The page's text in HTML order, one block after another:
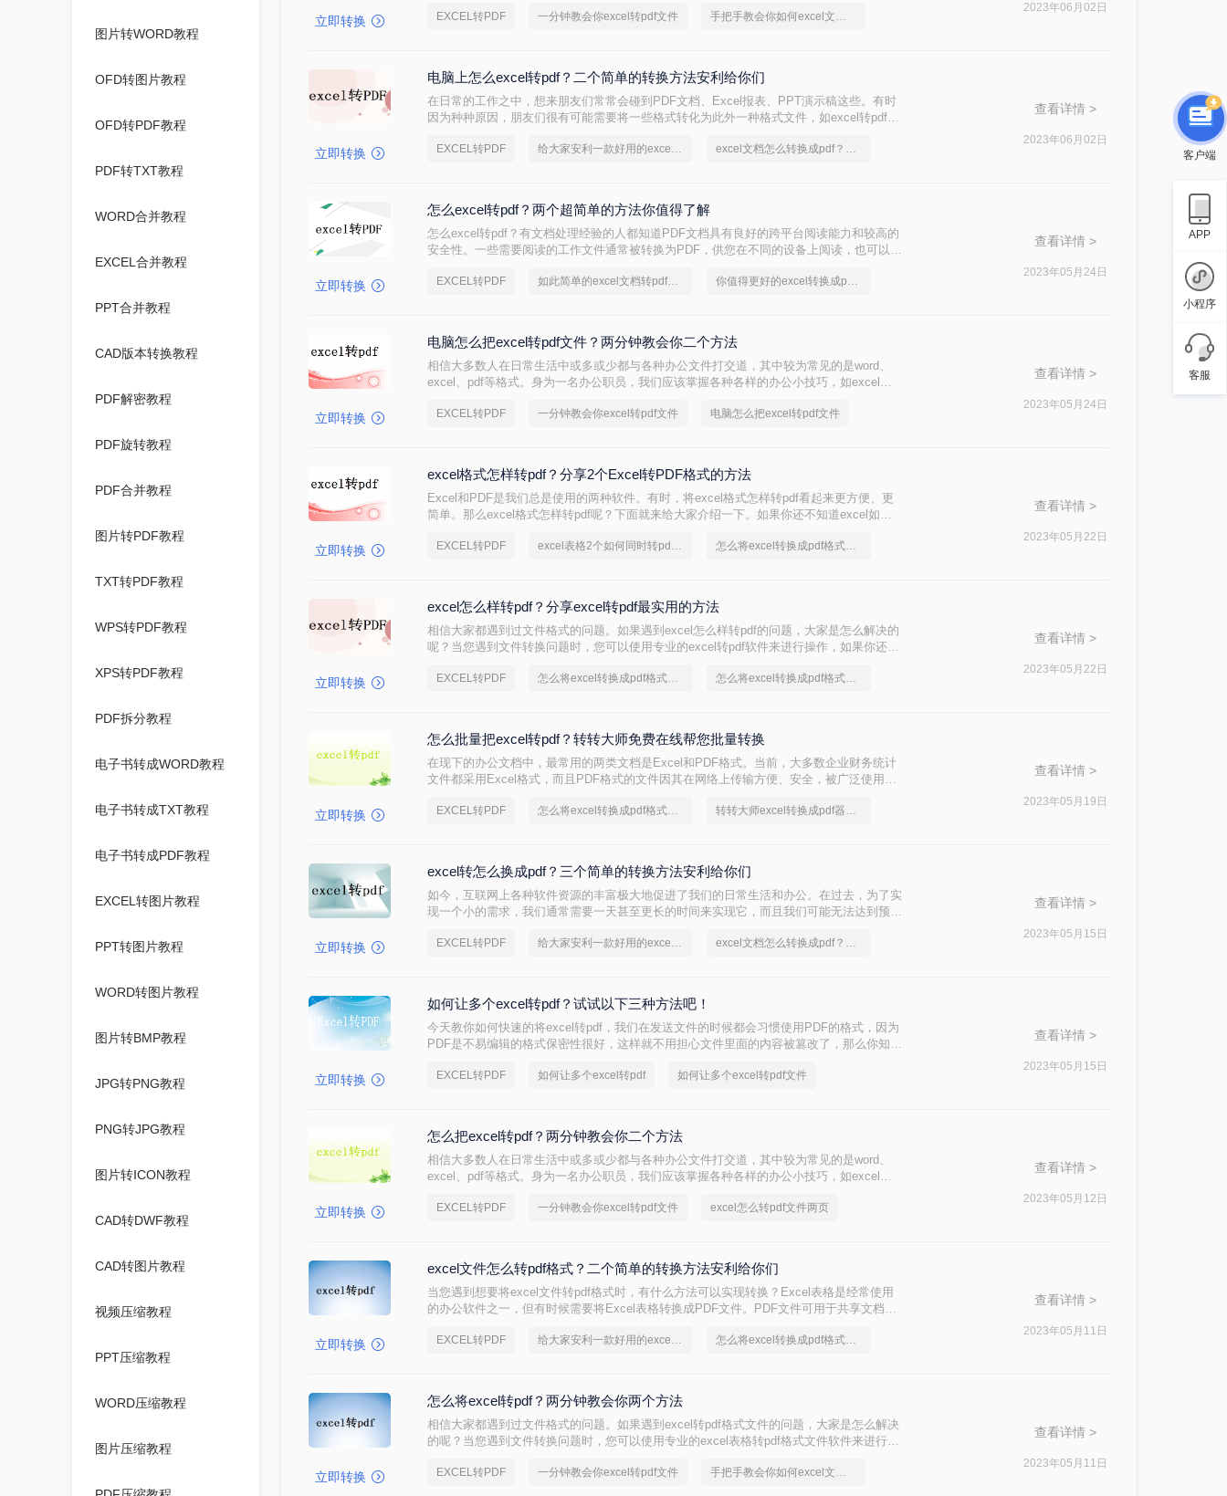
图片转WORD教程
OFD转图片教程
OFD转PDF教程
PDF转TXT教程
WORD合并教程
EXCEL合并教程
PPT合并教程
CAD版本转换教程
PDF解密教程
PDF旋转教程
PDF合并教程
图片转PDF教程
TXT转PDF教程
WPS转PDF教程
XPS转PDF教程
PDF拆分教程
电子书转成WORD教程
电子书转成TXT教程
电子书转成PDF教程
EXCEL转图片教程
PPT转图片教程
WORD转图片教程
图片转BMP教程
JPG转PNG教程
PNG转JPG教程
图片转ICON教程
CAD转DWF教程
CAD转图片教程
视频压缩教程
PPT压缩教程
WORD压缩教程
图片压缩教程
立即转换 EXCEL转PDF 一分钟教会你excel转pdf文件 手把手教会你如何excel文档转pdf
2023年06月02日
立即转换
电脑上怎么excel转pdf？二个简单的转换方法安利给你们
在日常的工作之中，想来朋友们常常会碰到PDF文档、Excel报表、PPT演示稿这些。有时
因为种种原因，朋友们很有可能需要将一些格式转化为此外一种格式文件，如excel转pdf文
分享一下转 换方法。
EXCEL转PDF 给大家安利一款好用的excel转pdf文件软件 excel文档怎么转换成pdf？简单易学的方法
查看详情 >
2023年06月02日
立即转换
怎么excel转pdf？两个超简单的方法你值得了解
怎么excel转pdf？有文档处理经验的人都知道PDF文档具有良好的跨平台阅读能力和较高的
安全性。一些需要阅读的工作文件通常被转换为PDF，供您在不同的设备上阅读，也可以更
EXCEL转PDF 如此简单的excel文档转pdf方法，你学会了吗 你值得更好的excel转换成pdf软件
查看详情 >
2023年05月24日
立即转换
电脑怎么把excel转pdf文件？两分钟教会你二个方法
相信大多数人在日常生活中或多或少都与各种办公文件打交道，其中较为常见的是word、
excel、pdf等格式。身为一名办公职员，我们应该掌握各种各样的办公小技巧，如excel转
知道电脑怎么把excel转pdf文件吗？如果不知道，那么小编今天就来给大家讲讲excel转pdf
EXCEL转PDF 一分钟教会你excel转pdf文件 电脑怎么把excel转pdf文件
查看详情 >
2023年05月24日
立即转换
excel格式怎样转pdf？分享2个Excel转PDF格式的方法
Excel和PDF是我们总是使用的两种软件。有时，将excel格式怎样转pdf看起来更方便、更
简单。那么excel格式怎样转pdf呢？下面就来给大家介绍一下。如果你还不知道excel如何
EXCEL转PDF excel表格2个如何同时转pdf格式 怎么将excel转换成pdf格式，分享一种简单的方法
查看详情 >
2023年05月22日
立即转换
excel怎么样转pdf？分享excel转pdf最实用的方法
相信大家都遇到过文件格式的问题。如果遇到excel怎么样转pdf的问题，大家是怎么解决的
呢？当您遇到文件转换问题时，您可以使用专业的excel转pdf软件来进行操作，如果你还不
EXCEL转PDF 怎么将excel转换成pdf格式，实用的方法来了 怎么将excel转换成pdf格式，分享一种简单的方法
查看详情 >
2023年05月22日
立即转换
怎么批量把excel转pdf？转转大师免费在线帮您批量转换
在现下的办公文档中，最常用的两类文档是Excel和PDF格式。当前，大多数企业财务统计
文件都采用Excel格式，而且PDF格式的文件因其在网络上传输方便、安全，被广泛使用，
来了许多麻烦。那么怎么批量把excel转pdf呢？今天就来给大家讲讲excel转pdf文档这个问
EXCEL转PDF 怎么将excel转换成pdf格式，转转大师帮你解决 转转大师excel转换成pdf器就是这么的自信！
查看详情 >
2023年05月19日
立即转换
excel转怎么换成pdf？三个简单的转换方法安利给你们
如今，互联网上各种软件资源的丰富极大地促进了我们的日常生活和办公。在过去，为了实
现一个小的需求，我们通常需要一天甚至更长的时间来实现它，而且我们可能无法达到预期
换成pdf呢？，下面就教您如何轻松地将excel表格转pdf格式文件。
EXCEL转PDF 给大家安利一款好用的excel转pdf文件软件 excel文档怎么转换成pdf？简单易学的方法
查看详情 >
2023年05月15日
立即转换
如何让多个excel转pdf？试试以下三种方法吧！
今天教你如何快速的将excel转pdf，我们在发送文件的时候都会习惯使用PDF的格式，因为
PDF是不易编辑的格式保密性很好，这样就不用担心文件里面的内容被篡改了，那么你知道
EXCEL转PDF 如何让多个excel转pdf 如何让多个excel转pdf文件
查看详情 >
2023年05月15日
立即转换
怎么把excel转pdf？两分钟教会你二个方法
相信大多数人在日常生活中或多或少都与各种办公文件打交道，其中较为常见的是word、
excel、pdf等格式。身为一名办公职员，我们应该掌握各种各样的办公小技巧，如excel转
知道怎么把excel转pdf吗？如果不知道，那么小编今天就来给大家讲讲excel表格转pdf格式
EXCEL转PDF 一分钟教会你excel转pdf文件 excel怎么转pdf文件两页
查看详情 >
2023年05月12日
立即转换
excel文件怎么转pdf格式？二个简单的转换方法安利给你们
当您遇到想要将excel文件转pdf格式时，有什么方法可以实现转换？Excel表格是经常使用
的办公软件之一，但有时候需要将Excel表格转换成PDF文件。PDF文件可用于共享文档，
的方法来将您的Excel文件转换为PDF格式。
EXCEL转PDF 给大家安利一款好用的excel转pdf文件软件 怎么将excel转换成pdf格式，分享一种简单的方法
查看详情 >
2023年05月11日
立即转换
怎么将excel转pdf？两分钟教会你两个方法
相信大家都遇到过文件格式的问题。如果遇到excel转pdf格式文件的问题，大家是怎么解决
的呢？当您遇到文件转换问题时，您可以使用专业的excel表格转pdf格式文件软件来进行操
EXCEL转PDF 一分钟教会你excel转pdf文件 手把手教会你如何excel文档转pdf
查看详情 >
2023年05月11日
客户端
APP
小程序
客服